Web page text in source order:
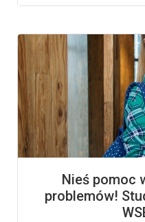
Nieś pomoc
problemów!